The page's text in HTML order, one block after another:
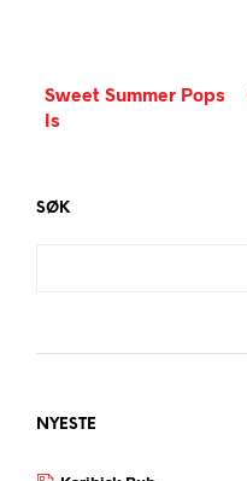
Sweet Summer Pops
Is
SØK
NYESTE